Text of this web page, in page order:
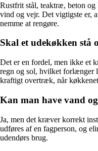
Rustfrit stål, teaktræ, beton
vind og vejr. Det vigtigste er,
nemme at rengøre.
Skal et udekøkken stå
Det er en fordel, men ikke et
regn og sol, hvilket forlænger
kraftigt overtræk, når
Kan man have vand
Ja, men det kræver korrekt
udføres af en fagperson, og
udendørs brug.